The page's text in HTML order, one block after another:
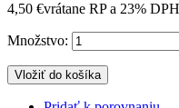
4,50 €vrátane RP a 23%
Množstvo:
Vložiť do košíka